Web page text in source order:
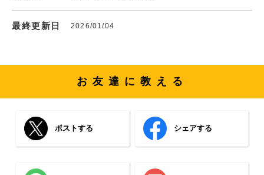
最終更新日 2026/01/04
お友達に教える
ポストする シェアする